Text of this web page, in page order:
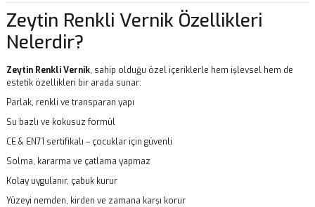
Zeytin Renkli Vernik Özellikleri
Nelerdir?
Zeytin Renkli Vernik, sahip olduğu özel içeriklerle hem işlevsel hem de
estetik özellikleri bir arada sunar:
Parlak, renkli ve transparan yapı
Su bazlı ve kokusuz formül
CE & EN71 sertifikalı – çocuklar için güvenli
Solma, kararma ve çatlama yapmaz
Kolay uygulanır, çabuk kurur
Yüzeyi nemden, kirden ve zamana karşı korur